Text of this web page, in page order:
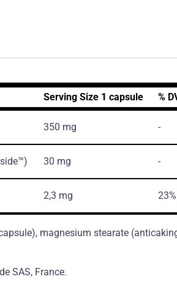
Serving Size 1 capsule %
350 mg -
30 mg -
2,3 mg 23%
magnesium stearate
SAS, France.